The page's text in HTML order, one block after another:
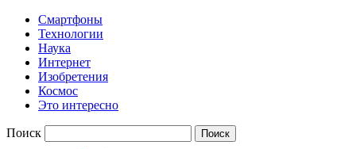
Смартфоны
Технологии
Наука
Интернет
Изобретения
Космос
Это интересно
Поиск